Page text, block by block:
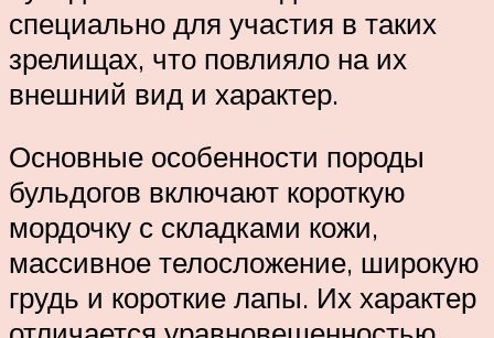
специально для участия в таких
зрелищах, что повлияло на их
внешний вид и характер.
Основные особенности породы
бульдогов включают короткую
мордочку с складками кожи,
массивное телосложение, широкую
грудь и короткие лапы. Их характер